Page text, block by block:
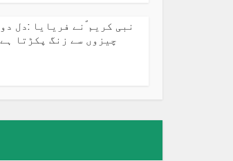
نبی کریم ؐنے فریایا :دل دو
چیزوں سے زنگ پکڑتا ہے